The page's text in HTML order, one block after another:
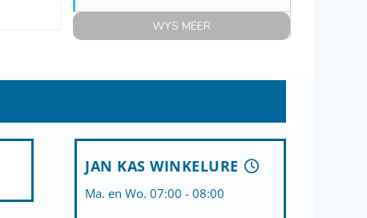
WYS MEER
JAN KAS WINKELURE
Ma. en Wo. 07:00 - 08:00